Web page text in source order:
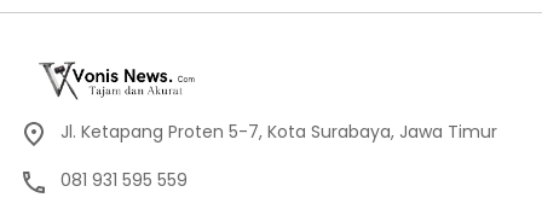
Jl. Ketapang Proten 5-7, Kota Surabaya, Jawa Timur
081 931 595 559